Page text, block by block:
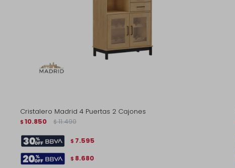
Cristalero Madrid 4 Puertas 2 Cajones
$ 10.850 $ 11.490
$ 7.595
$ 8.680